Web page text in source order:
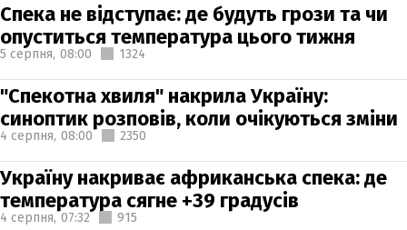
Спека не відступає: де будуть грози та чи
опуститься температура цього тижня
5 серпня, 08:00 1324
"Спекотна хвиля" накрила Україну:
синоптик розповів, коли очікуються зміни
4 серпня, 08:00 2350
Україну накриває африканська спека: де
температура сягне +39 градусів
4 серпня, 07:32 915